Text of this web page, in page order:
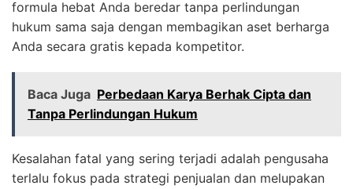
formula hebat Anda beredar tanpa perlindungan
hukum sama saja dengan membagikan aset berharga
Anda secara gratis kepada kompetitor.
Baca Juga Perbedaan Karya Berhak Cipta dan
Tanpa Perlindungan Hukum
Kesalahan fatal yang sering terjadi adalah pengusaha
terlalu fokus pada strategi penjualan dan melupakan